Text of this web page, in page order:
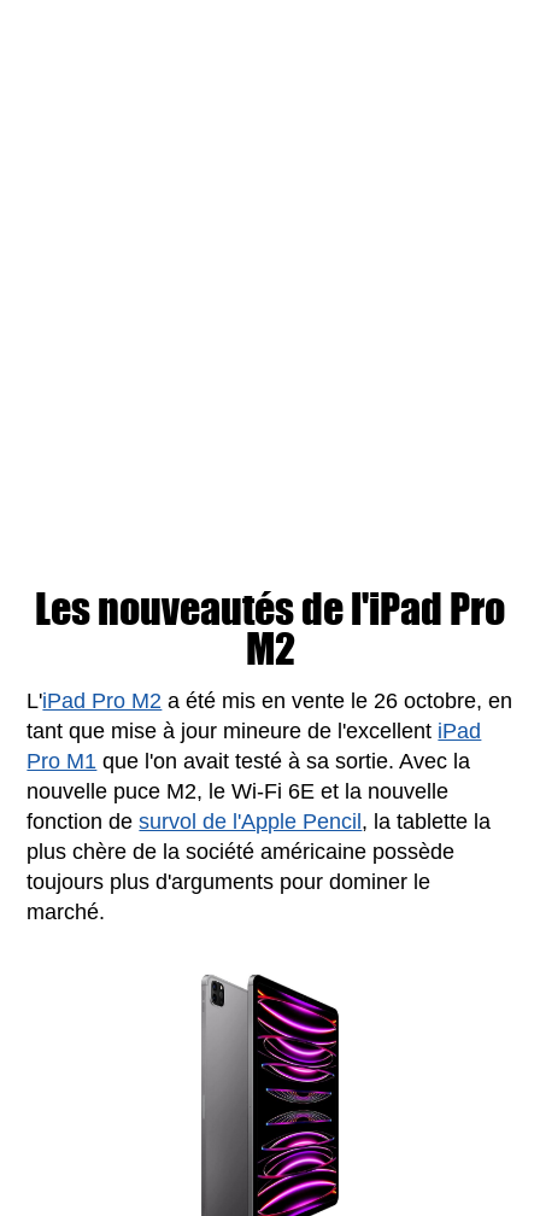
Les nouveautés de l'iPad Pro
M2
L'iPad Pro M2 a été mis en vente le 26 octobre, en
tant que mise à jour mineure de l'excellent iPad
Pro M1 que l'on avait testé à sa sortie. Avec la
nouvelle puce M2, le Wi-Fi 6E et la nouvelle
fonction desurvol de l'Apple Pencil, la tablette la
plus chère de la société américaine possède
toujours plus d'arguments pour dominer le
marché.